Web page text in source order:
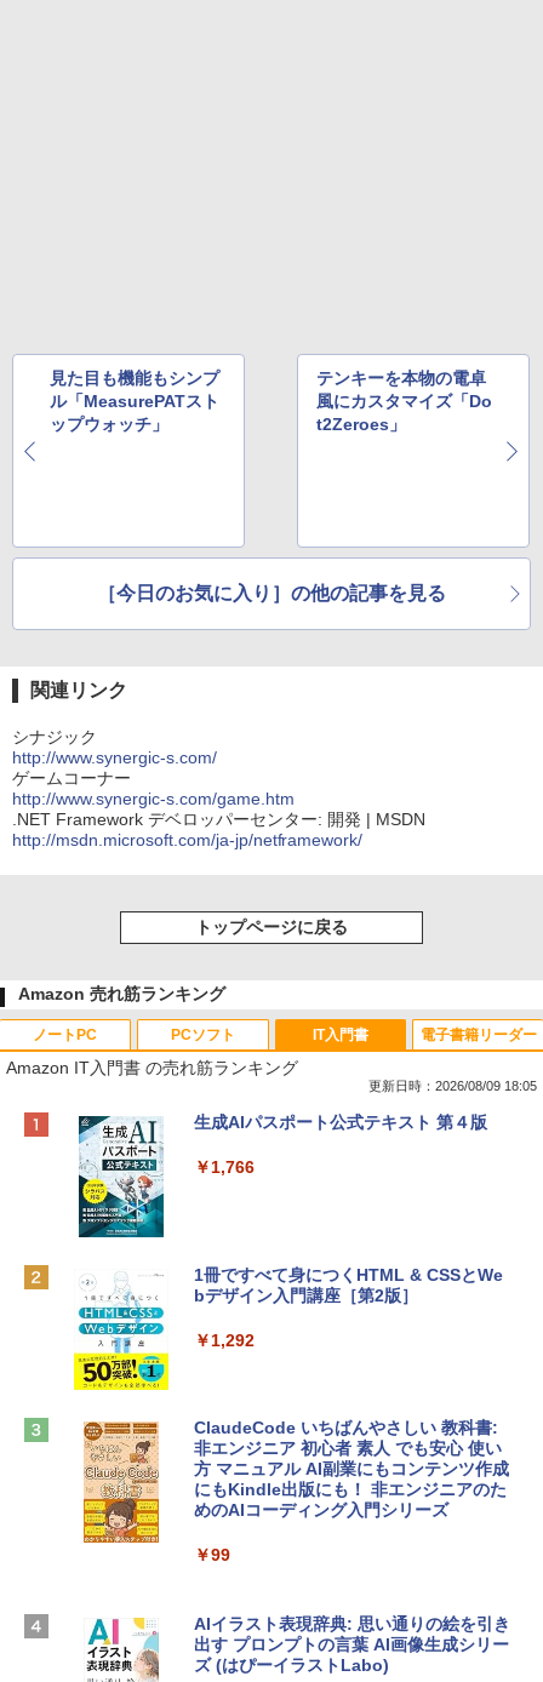
見た目も機能もシンプ
ル「MeasurePATスト
ップウォッチ」
テンキーを本物の電卓
風にカスタマイズ「Do
t2Zeroes」
［今日のお気に入り］の他の記事を見る
関連リンク
シナジック
http://www.synergic-s.com/
ゲームコーナー
http://www.synergic-s.com/game.htm
.NET Framework デベロッパーセンター: 開発 | MSDN
http://msdn.microsoft.com/ja-jp/netframework/
トップページに戻る
Amazon 売れ筋ランキング
ノートPC
Apple 2026 MacBook Neo A18 Proチッ
e Intelligenceのために設計、Liquid Ret
￥113,748
tomtoc 360°保護 15.6 16インチ パソコ
￥2,952
Apple 2026 MacBook Air M5チップ搭載
13インチノートブック：AIとApple Intell
スプレイ、16GBユニファイドメモリ、1
D - ミッドナイト
￥278,800
PCソフト
Robloxギフトカード - 800 Robux 【限
インゲームコード】 ロブロックス | オン
Robloxギフトカード - 1000 Robux 【限
インゲームコード】 ロブロックス |オン
Robloxギフトカード - 2,000 Robux 【限
定バーチャルアイテムを含む】 【オンラ
インゲームコード】 ロブロックス | オン
Microsoft Office Home & Business 202
4(最新 永続版)|オンラインコード版|Wind
IT入門書
Amazon IT入門書 の売れ筋ランキング
更新日時：2026/08/09 18:05
生成AIパスポート公式テキスト 第４版
￥1,766
1冊ですべて身につくHTML & CSSとWe
bデザイン入門講座［第2版］
￥1,292
ClaudeCode いちばんやさしい 教科書:
非エンジニア 初心者 素人 でも安心 使い
方 マニュアル AI副業にもコンテンツ作成
にもKindle出版にも！ 非エンジニアのた
めのAIコーディング入門シリーズ
￥99
AIイラスト表現辞典: 思い通りの絵を引き
出す プロンプトの言葉 AI画像生成シリー
ズ (はぴーイラストLabo)
電子書籍リーダー